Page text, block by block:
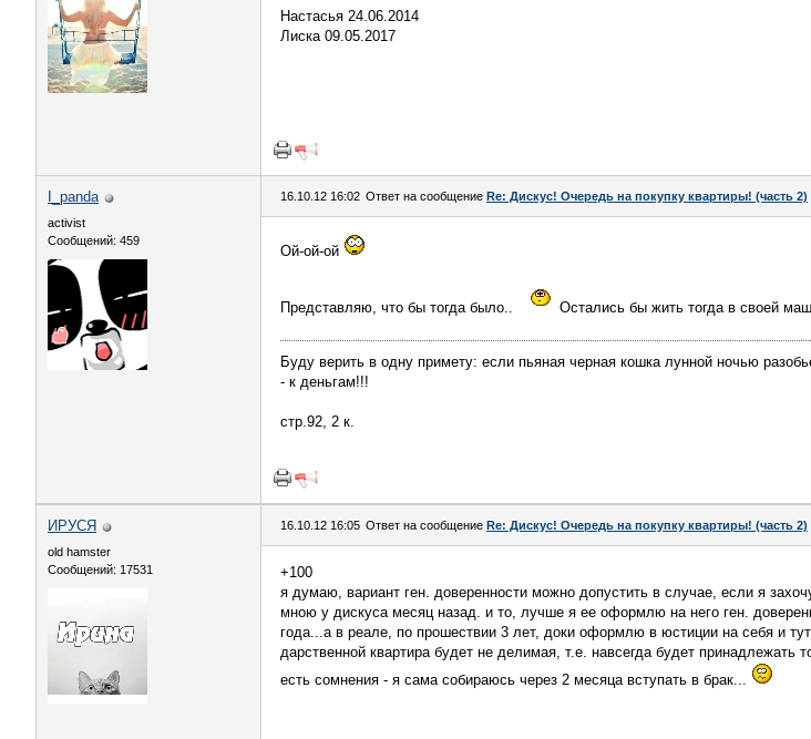
Настасья 24.06.2014
Лиска 09.05.2017
I_panda
activist
Сообщений: 459
16.10.12 16:02 Ответ на сообщение Re: Дискус! Очередь на покупку квартиры! (часть 2)
Ой-ой-ой
Представляю, что бы тогда было.. Остались бы жить тогда в своей
Буду верить в одну примету: если пьяная черная кошка лунной ночью
- к деньгам!!!
стр.92, 2 к.
ИРУСЯ
old hamster
Сообщений: 17531
16.10.12 16:05 Ответ на сообщение Re: Дискус! Очередь на покупку квартиры! (часть 2)
+100
я думаю, вариант ген. доверенности можно допустить в случае, если я
мною у дискуса месяц назад. и то, лучше я ее оформлю на него ген.
года...а в реале, по прошествии 3 лет, доки оформлю в юстиции на себя и
дарственной квартира будет не делимая, т.е. навсегда будет принадлежать
есть сомнения - я сама собираюсь через 2 месяца вступать в брак...